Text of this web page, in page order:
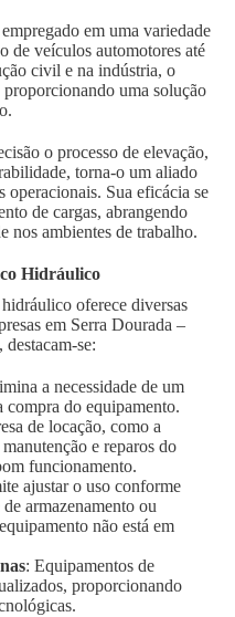
em uma variedade
de veículos automotores até
civil e na indústria, o
uma solução
o processo de elevação,
torna-o um aliado
operacionais. Sua eficácia se
de cargas, abrangendo
nos ambientes de trabalho.
Hidráulico
oferece diversas
em Serra Dourada –
se:
a necessidade de um
do equipamento.
de locação, como a
e reparos do
funcionamento.
ajustar o uso conforme
armazenamento ou
não está em
: Equipamentos de
proporcionando